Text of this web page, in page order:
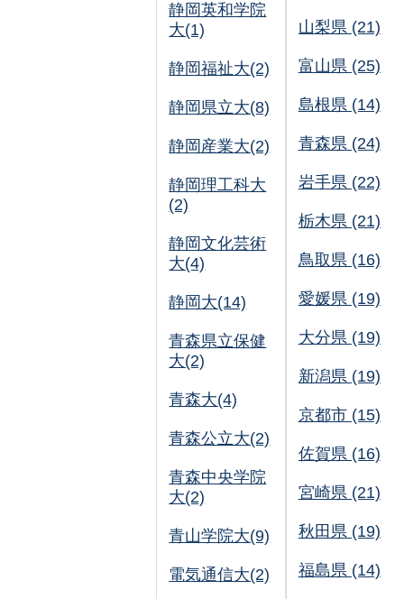
静岡英和学院
大(1)
静岡福祉大(2)
静岡県立大(8)
静岡産業大(2)
静岡理工科大
(2)
静岡文化芸術
大(4)
静岡大(14)
青森県立保健
大(2)
青森大(4)
青森公立大(2)
青森中央学院
大(2)
青山学院大(9)
電気通信大(2)
山梨県 (21)
富山県 (25)
島根県 (14)
青森県 (24)
岩手県 (22)
栃木県 (21)
鳥取県 (16)
愛媛県 (19)
大分県 (19)
新潟県 (19)
京都市 (15)
佐賀県 (16)
宮崎県 (21)
秋田県 (19)
福島県 (14)